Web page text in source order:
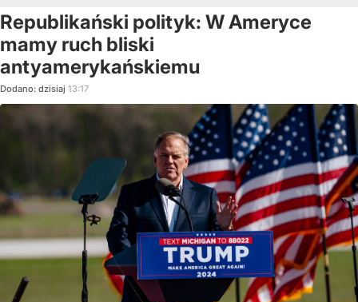
Republikański polityk: W Ameryce
mamy ruch bliski
antyamerykańskiemu
Dodano: dzisiaj 13:17